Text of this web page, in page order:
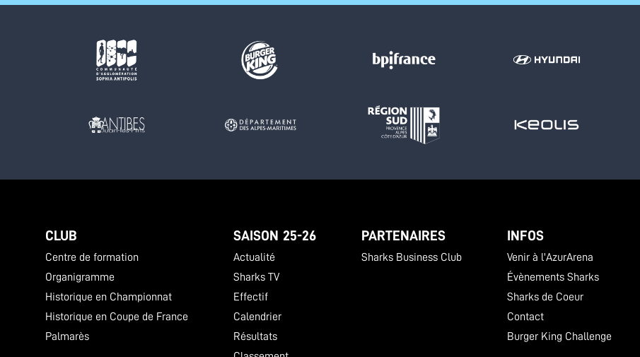
CLUB
Centre de formation
Organigramme
Historique en Championnat
Historique en Coupe de France
Palmarès
SAISON 25-26
Actualité
Sharks TV
Effectif
Calendrier
Résultats
PARTENAIRES
Sharks Business Club
INFOS
Venir à l'AzurArena
Évènements Sharks
Sharks de Coeur
Contact
Burger King Challenge